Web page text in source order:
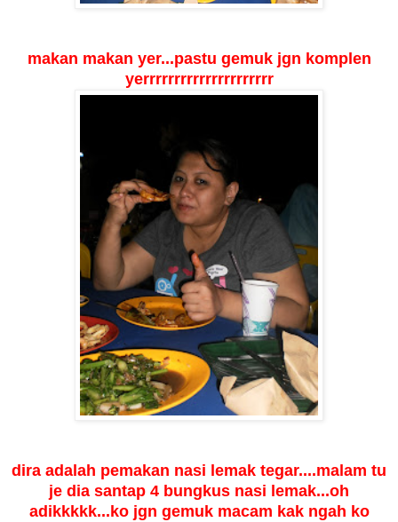
makan makan yer...pastu gemuk jgn komplen
yerrrrrrrrrrrrrrrrrrrrr
dira adalah pemakan nasi lemak tegar....malam tu
je dia santap 4 bungkus nasi lemak...oh
adikkkkk...ko jgn gemuk macam kak ngah ko